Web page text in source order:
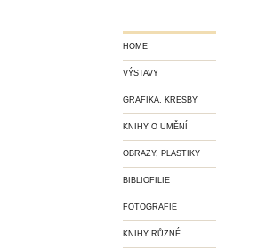
HOME
VÝSTAVY
GRAFIKA, KRESBY
KNIHY O UMĚNÍ
OBRAZY, PLASTIKY
BIBLIOFILIE
FOTOGRAFIE
KNIHY RŮZNÉ